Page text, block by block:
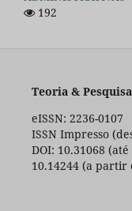
192
Teoria &
eISSN: 2236-0107
ISSN Impresso
DOI: 10.31068
10.14244 (a partir